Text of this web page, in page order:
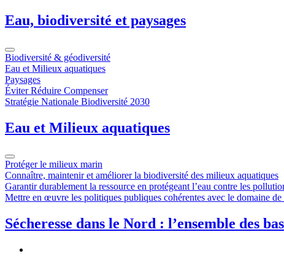
Eau, biodiversité et paysages
Biodiversité & géodiversité
Eau et Milieux aquatiques
Paysages
Éviter Réduire Compenser
Stratégie Nationale Biodiversité 2030
Eau et Milieux aquatiques
Protéger le milieux marin
Connaître, maintenir et améliorer la biodiversité des milieux aquatiques
Garantir durablement la ressource en protégeant l’eau contre les
Mettre en œuvre les politiques publiques cohérentes avec le domaine de
Sécheresse dans le Nord : l’ensemble des